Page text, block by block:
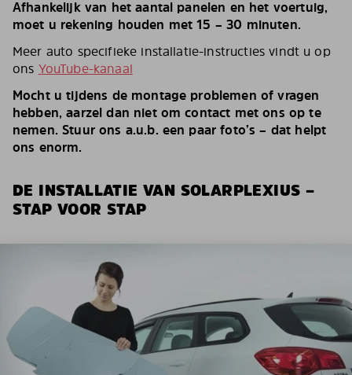
Afhankelijk van het aantal panelen en het voertuig,
moet u rekening houden met 15 – 30 minuten.
Meer auto specifieke installatie-instructies vindt u op
ons YouTube-kanaal
Mocht u tijdens de montage problemen of vragen
hebben, aarzel dan niet om contact met ons op te
nemen. Stuur ons a.u.b. een paar foto’s – dat helpt
ons enorm.
DE INSTALLATIE VAN SOLARPLEXIUS –
STAP VOOR STAP